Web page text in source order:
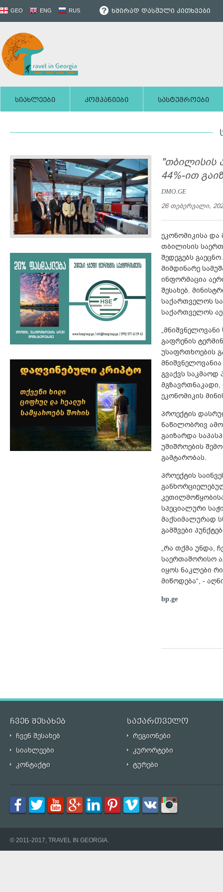
GEO ENG RUS ხშირად დასმული კითხვები
სიახლეები კომპანიები სასტუმროები
"თბილისის
44%-ით
DMO.GE
26 თებერვალი,
ეკონომიკისა
თბილისის
შედეგებს
მიმდინარე
ინფორმაცია
შესახებ.
საქართველოს
საქართველოს
გაფრენის
უსაფრთხოების
გვაქვს
მგზავრთნაკადი,
ეკონომიკის
პროექტის
ნაწილობრივ
გაიზარდა
უშიშროების
გამტარობას.
პროექტის
სპეციალური
მაქსიმალურად
გამშვები
„რა თქმა უნდა,
საერთაშორისო
იყოს ნაკლები
მიწოდება“, -
bp.ge
ჩვენ შესახებ საქართველო
ჩვენ შესახებ
რეგიონები
სიახლეები
კურორტები
კონტაქტი
ტურები
© 2011-2017, TRAVEL IN GEORGIA.